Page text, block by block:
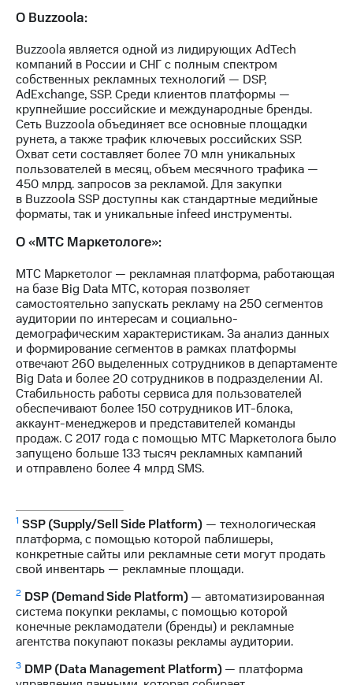
О Buzzoola:
Buzzoola является одной из лидирующих AdTech
компаний в России и СНГ с полным спектром
собственных рекламных технологий — DSP,
AdExchange, SSP. Среди клиентов платформы —
крупнейшие российские и международные бренды.
Сеть Buzzoola объединяет все основные площадки
рунета, а также трафик ключевых российских SSP.
Охват сети составляет более 70 млн уникальных
пользователей в месяц, объем месячного трафика —
450 млрд. запросов за рекламой. Для закупки
в Buzzoola SSP доступны как стандартные медийные
форматы, так и уникальные infeed инструменты.
О «МТС Маркетологе»:
МТС Маркетолог — рекламная платформа, работающая
на базе Big Data МТС, которая позволяет
самостоятельно запускать рекламу на 250 сегментов
аудитории по интересам и социально-
демографическим характеристикам. За анализ данных
и формирование сегментов в рамках платформы
отвечают 260 выделенных сотрудников в департаменте
Big Data и более 20 сотрудников в подразделении AI.
Стабильность работы сервиса для пользователей
обеспечивают более 150 сотрудников ИТ-блока,
аккаунт-менеджеров и представителей команды
продаж. С 2017 года с помощью МТС Маркетолога было
запущено больше 133 тысяч рекламных кампаний
и отправлено более 4 млрд SMS.
1 SSP (Supply/Sell Side Platform) — технологическая
платформа, с помощью которой паблишеры,
конкретные сайты или рекламные сети могут продать
свой инвентарь — рекламные площади.
2 DSP (Demand Side Platform)— автоматизированная
система покупки рекламы, с помощью которой
конечные рекламодатели (бренды) и рекламные
агентства покупают показы рекламы аудитории.
3 DMP (Data Management Platform)— платформа